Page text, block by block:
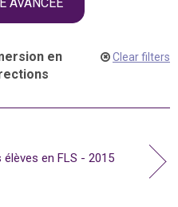
en
Clear filters
élèves en FLS - 2015